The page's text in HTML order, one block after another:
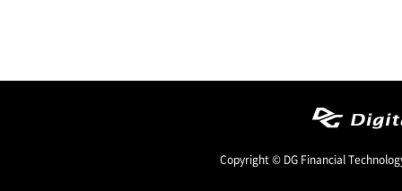
Copyright © DG Financial